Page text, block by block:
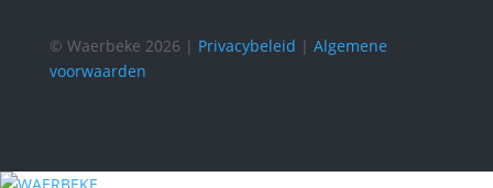
© Waerbeke 2026 | Privacybeleid | Algemene
voorwaarden